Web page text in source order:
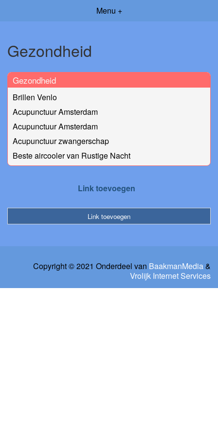
Menu +
Gezondheid
Gezondheid
Brillen Venlo
Acupunctuur Amsterdam
Acupunctuur Amsterdam
Acupunctuur zwangerschap
Beste aircooler van Rustige Nacht
Link toevoegen
Link toevoegen
Copyright © 2021 Onderdeel van BaakmanMedia&
Vrolijk Internet Services